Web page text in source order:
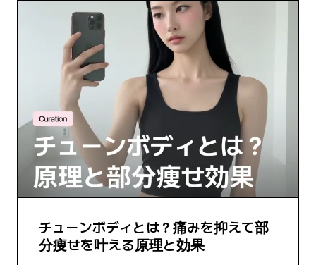
チューンボディとは？痛みを抑えて部
分痩せを叶える原理と効果